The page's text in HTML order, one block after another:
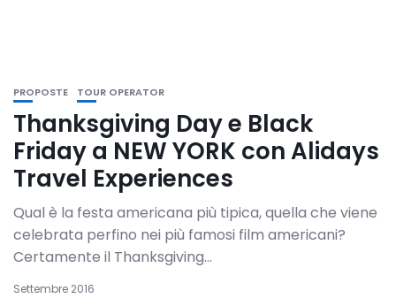
PROPOSTE TOUR OPERATOR
Thanksgiving Day e Black
Friday a NEW YORK con Alidays
Travel Experiences
Qual è la festa americana più tipica, quella che viene
celebrata perfino nei più famosi film americani?
Certamente il Thanksgiving...
Settembre 2016